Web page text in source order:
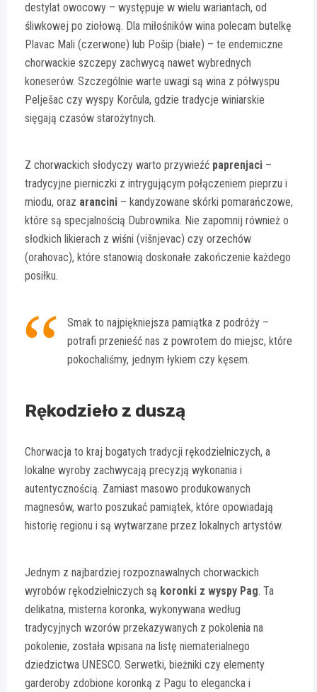
destylat owocowy – występuje w wielu wariantach, od
śliwkowej po ziołową. Dla miłośników wina polecam butelkę
Plavac Mali (czerwone) lub Pošip (białe) – te endemiczne
chorwackie szczepy zachwycą nawet wybrednych
koneserów. Szczególnie warte uwagi są wina z półwyspu
Pelješac czy wyspy Korčula, gdzie tradycje winiarskie
sięgają czasów starożytnych.
Z chorwackich słodyczy warto przywieźć paprenjaci –
tradycyjne pierniczki z intrygującym połączeniem pieprzu i
miodu, oraz arancini – kandyzowane skórki pomarańczowe,
które są specjalnością Dubrownika. Nie zapomnij również o
słodkich likierach z wiśni (višnjevac) czy orzechów
(orahovac), które stanowią doskonałe zakończenie każdego
posiłku.
Smak to najpiękniejsza pamiątka z podróży –
potrafi przenieść nas z powrotem do miejsc, które
pokochaliśmy, jednym łykiem czy kęsem.
Rękodzieło z duszą
Chorwacja to kraj bogatych tradycji rękodzielniczych, a
lokalne wyroby zachwycają precyzją wykonania i
autentycznością. Zamiast masowo produkowanych
magnesów, warto poszukać pamiątek, które opowiadają
historię regionu i są wytwarzane przez lokalnych artystów.
Jednym z najbardziej rozpoznawalnych chorwackich
wyrobów rękodzielniczych są koronki z wyspy Pag. Ta
delikatna, misterna koronka, wykonywana według
tradycyjnych wzorów przekazywanych z pokolenia na
pokolenie, została wpisana na listę niematerialnego
dziedzictwa UNESCO. Serwetki, bieżniki czy elementy
garderoby zdobione koronką z Pagu to elegancka i